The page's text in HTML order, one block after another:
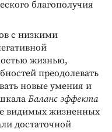
благополучия
с низкими
жизнью,
преодолевать
новые умения и
Баланс эффекта
видимых жизненных
достаточной